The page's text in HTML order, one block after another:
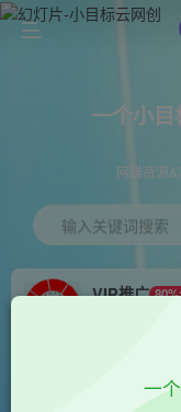
一个小目
网赚资源&
输入关键词搜索
VIP推广
会员
一